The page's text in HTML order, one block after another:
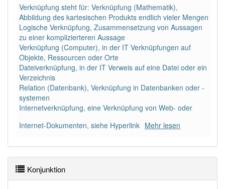
DER: 127Ausnahmen Beispiele
DIE: 11 043
DAS:2Ausnahmen Beispiele
PowerIndex: 121
Häufigkeit: 6 von 10
Wörter mit Endung-verknüpfung: 2
Wörter mit Endung-verknüpfungaber mit einem
Verknüpfung steht für: Verknüpfung (Mathematik),
Abbildung des kartesischen Produkts endlich vieler Mengen
Logische Verknüpfung, Zusammensetzung von Aussagen
zu einer komplizierteren Aussage
Verknüpfung (Computer), in der IT Verknüpfungen auf
Objekte, Ressourcen oder Orte
Dateiverknüpfung, in der IT Verweis auf eine Datei oder ein
Verzeichnis
Relation (Datenbank), Verknüpfung in Datenbanken oder -
systemen
Internetverknüpfung, eine Verknüpfung von Web- oder
Internet-Dokumenten, siehe Hyperlink Mehr lesen
Konjunktion